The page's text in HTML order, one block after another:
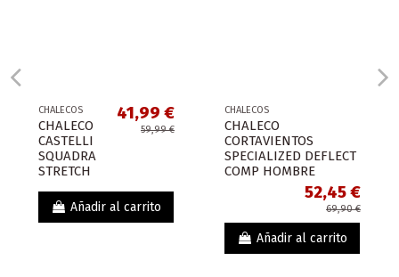
CHALECOS
CHALECO
CASTELLI
SQUADRA
STRETCH
41,99 €
59,99 €
Añadir al carrito
CHALECOS
CHALECO
CORTAVIENTOS
SPECIALIZED DEFLECT
COMP HOMBRE
52,45 €
69,90 €
Añadir al carrito